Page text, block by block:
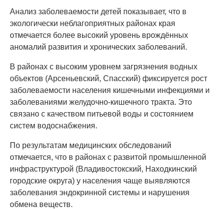
Анализ заболеваемости детей показывает, что в
экологически неблагоприятных районах края
отмечается более высокий уровень врождённых
аномалий развития и хронических заболеваний.
В районах с высоким уровнем загрязнения водных
объектов (Арсеньевский, Спасский) фиксируется рост
заболеваемости населения кишечными инфекциями и
заболеваниями желудочно-кишечного тракта. Это
связано с качеством питьевой воды и состоянием
систем водоснабжения.
По результатам медицинских обследований
отмечается, что в районах с развитой промышленной
инфраструктурой (Владивостокский, Находкинский
городские округа) у населения чаще выявляются
заболевания эндокринной системы и нарушения
обмена веществ.